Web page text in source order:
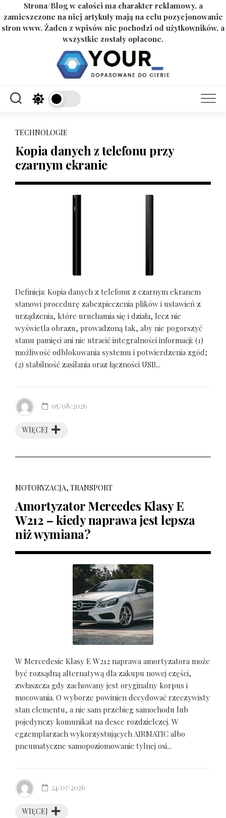
Strona/Blog w całości ma charakter reklamowy, a
zamieszczone na niej artykuły mają na celu pozycjonowanie
stron www. Żaden z wpisów nie pochodzi od użytkowników, a
wszystkie zostały opłacone.
TECHNOLOGIE
Kopia danych z telefonu przy
czarnym ekranie
Definicja: Kopia danych z telefonu z czarnym ekranem
stanowi procedurę zabezpieczenia plików i ustawień z
urządzenia, które uruchamia się i działa, lecz nie
wyświetla obrazu, prowadzoną tak, aby nie pogorszyć
stanu pamięci ani nie utracić integralności informacji: (1)
możliwość odblokowania systemu i potwierdzenia zgód;
(2) stabilność zasilania oraz łączności USB...
WIĘCEJ
05/08/2026
MOTORYZACJA, TRANSPORT
Amortyzator Mercedes Klasy E
W212 – kiedy naprawa jest lepsza
niż wymiana?
W Mercedesie Klasy E W212 naprawa amortyzatora może
być rozsądną alternatywą dla zakupu nowej części,
zwłaszcza gdy zachowany jest oryginalny korpus i
mocowania. O wyborze powinien decydować rzeczywisty
stan elementu, a nie sam przebieg samochodu lub
pojedynczy komunikat na desce rozdzielczej. W
egzemplarzach wykorzystujących AIRMATIC albo
pneumatyczne samopoziomowanie tylnej osi...
WIĘCEJ
24/07/2026